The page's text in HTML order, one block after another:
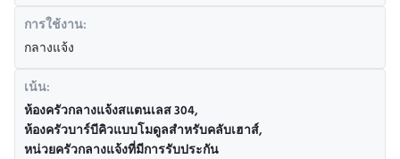
การใช้งาน:
กลางแจ้ง
เน้น:
ห้องครัวกลางแจ้งสแตนเลส 304,
ห้องครัวบาร์บีคิวแบบโมดูลสําหรับคลับเฮาส์,
หน่วยครัวกลางแจ้งที่มีการรับประกัน